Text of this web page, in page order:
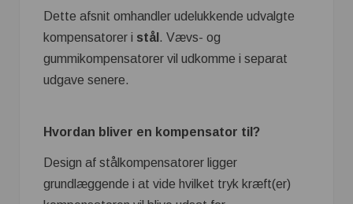
Dette afsnit omhandler udelukkende udvalgte
kompensatorer i stål . Vævs- og
gummikompensatorer vil udkomme i separat
udgave senere.
Hvordan bliver en kompensator til?
Design af stålkompensatorer ligger
grundlæggende i at vide hvilket tryk kræft(er)